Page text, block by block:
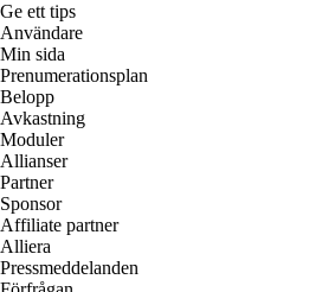
Ge ett tips
Användare
Min sida
Prenumerationsplan
Belopp
Avkastning
Moduler
Allianser
Partner
Sponsor
Affiliate partner
Alliera
Pressmeddelanden